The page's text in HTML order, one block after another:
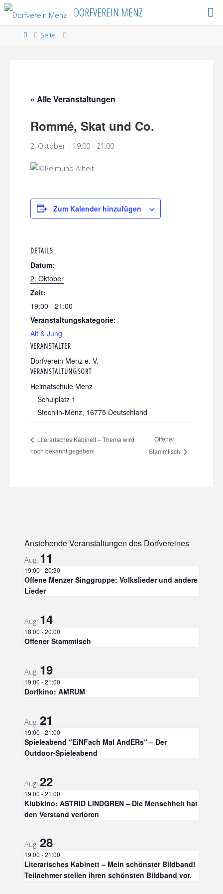
Skip
content
DORFVEREIN MENZ
HomeSeite
« Alle Veranstaltungen
Rommé, Skat und Co.
2. Oktober | 19:00- 21:00
Zum Kalender hinzufügen
DETAILS
Datum:
2. Oktober
Zeit:
19:00 - 21:00
Veranstaltungskategorie:
Alt & Jung
VERANSTALTUNGSORT
Heimatschule Menz
Schulplatz 1
Stechlin-Menz, 16775 Deutschland
VERANSTALTER
Dorfverein Menz e. V.
Literarisches Kabinett – Thema wird
noch bekannt gegeben!
Offener
Stammtisch
Anstehende Veranstaltungen des Dorfvereines
Aug. 11
19:00 -20:30
Offene Menzer Singgruppe: Volkslieder und andere
Lieder
Aug. 14
18:00 -20:00
Offener Stammtisch
Aug. 19
19:00 -21:00
Dorfkino: AMRUM
Aug. 21
19:00 -21:00
Spieleabend “EiNFach Mal AndERs“ – Der
Outdoor-Spieleabend
Aug. 22
19:00 -21:00
Klubkino: ASTRID LINDGREN – Die Menschheit hat
den Verstand verloren
Aug. 28
19:00 -21:00
Literarisches Kabinett – Mein schönster Bildband!
Teilnehmer stellen ihren schönsten Bildband vor.